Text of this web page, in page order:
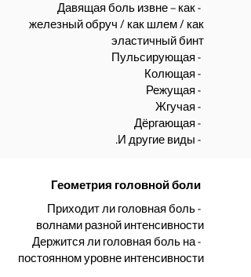
- Давящая боль извне – как
железный обруч / как шлем / как
эластичный бинт
- Пульсирующая
- Колющая
- Режущая
- Жгучая
- Дёргающая
- И другие виды.
Геометрия головной боли
- Приходит ли головная боль
волнами разной интенсивности
- Держится ли головная боль на
постоянном уровне интенсивности